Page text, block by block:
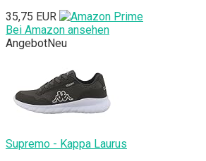
35,75 EUR
Bei Amazon ansehen
AngebotNeu
Supremo - Kappa Laurus